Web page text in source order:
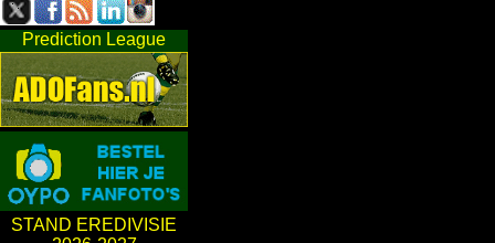
Prediction League
STAND EREDIVISIE